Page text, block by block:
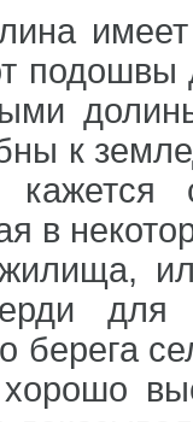
к
в
берега
хорошо